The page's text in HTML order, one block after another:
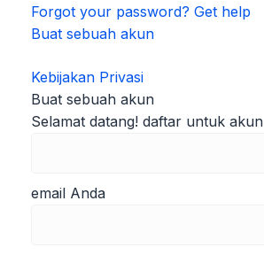
Forgot your password? Get help
Buat sebuah akun
Kebijakan Privasi
Buat sebuah akun
Selamat datang! daftar untuk akun
email Anda